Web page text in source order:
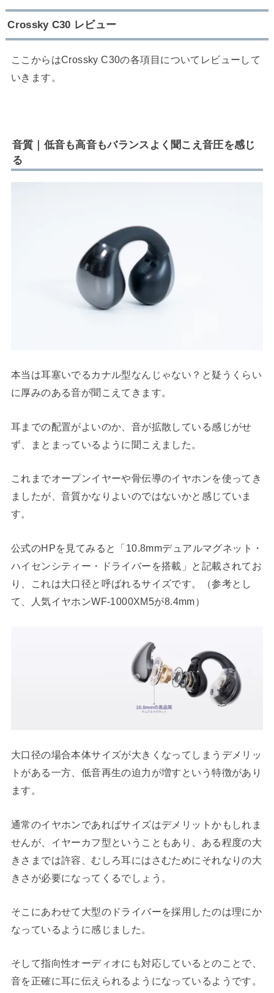
Crossky C30 レビュー
ここからはCrossky C30の各項目についてレビューして
いきます。
音質｜低音も高音もバランスよく聞こえ音圧を感じ
る
本当は耳塞いでるカナル型なんじゃない？と疑うくらい
に厚みのある音が聞こえてきます。
耳までの配置がよいのか、音が拡散している感じがせ
ず、まとまっているように聞こえました。
これまでオープンイヤーや骨伝導のイヤホンを使ってき
ましたが、音質かなりよいのではないかと感じていま
す。
公式のHPを見てみると「10.8mmデュアルマグネット・
ハイセンシティー・ドライバーを搭載」と記載されてお
り、これは大口径と呼ばれるサイズです。（参考とし
て、人気イヤホンWF-1000XM5が8.4mm）
大口径の場合本体サイズが大きくなってしまうデメリッ
トがある一方、低音再生の迫力が増すという特徴があり
ます。
通常のイヤホンであればサイズはデメリットかもしれま
せんが、イヤーカフ型ということもあり、ある程度の大
きさまでは許容、むしろ耳にはさむためにそれなりの大
きさが必要になってくるでしょう。
そこにあわせて大型のドライバーを採用したのは理にか
なっているように感じました。
そして指向性オーディオにも対応しているとのことで、
音を正確に耳に伝えられるようになっているようです。